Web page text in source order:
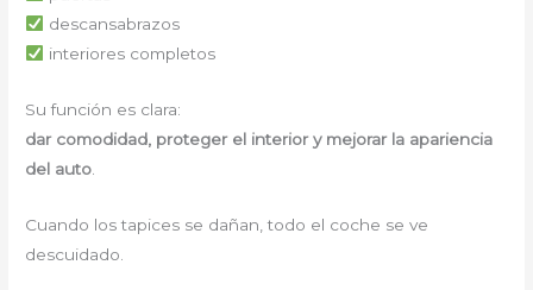
descansabrazos
interiores completos
Su función es clara:
dar comodidad, proteger el interior y mejorar la apariencia
del auto
Cuando los tapices se dañan, todo el coche se ve
descuidado.